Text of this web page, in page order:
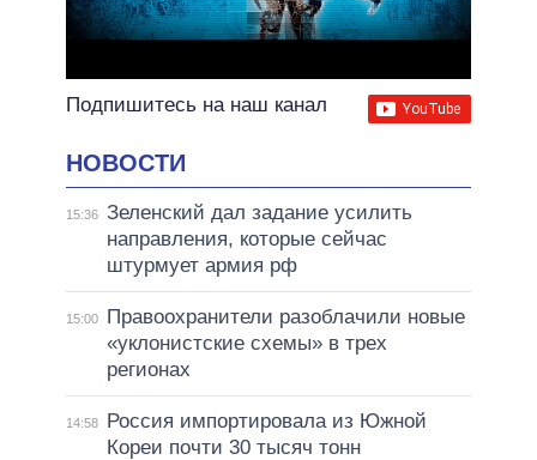
Подпишитесь на наш канал
НОВОСТИ
15:36 Зеленский дал задание усилить
направления, которые сейчас
штурмует армия рф
15:00
Правоохранители разоблачили новые
«уклонистские схемы» в трех
регионах
14:58
Россия импортировала из Южной
Кореи почти 30 тысяч тонн